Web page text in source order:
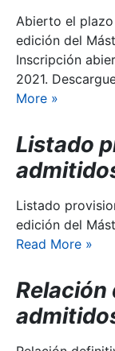
Abierto el
edición del
Inscripción
2021.
More »
Listado
Listado
edición del
Read More »